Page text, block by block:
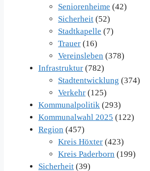
Seniorenheime (42)
Sicherheit (52)
Stadtkapelle (7)
Trauer (16)
Vereinsleben (378)
Infrastruktur (782)
Stadtentwicklung (374)
Verkehr (125)
Kommunalpolitik (293)
Kommunalwahl 2025 (122)
Region (457)
Kreis Höxter (423)
Kreis Paderborn (199)
Sicherheit (39)